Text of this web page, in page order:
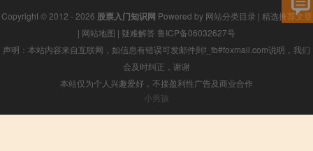
Copyright © 2012 - 2026 股票入门知识网 Powered by 网站分类目录 | 精选推荐文章
| 网站地图 | 疑难解答 鲁ICP备06032627号
声明：本站内容来自互联网，如信息有错误可发邮件到f_fb#foxmail.com说明，我们
会及时纠正，谢谢
本站仅为个人兴趣爱好，不接盈利性广告及商业合作
小男孩